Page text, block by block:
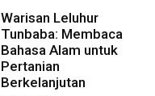
Warisan Leluhur
Tunbaba: Membaca
Bahasa Alam untuk
Pertanian
Berkelanjutan